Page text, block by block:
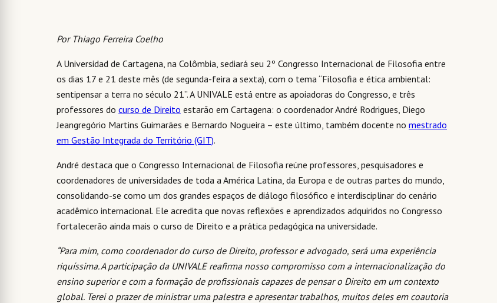
Por Thiago Ferreira Coelho
A Universidad de Cartagena, na Colômbia, sediará seu 2º Congresso Internacional de Filosofia entre
os dias 17 e 21 deste mês (de segunda-feira a sexta), com o tema “Filosofia e ética ambiental:
sentipensar a terra no século 21”. A UNIVALE está entre as apoiadoras do Congresso, e três
professores do curso de Direito estarão em Cartagena: o coordenador André Rodrigues, Diego
Jeangregório Martins Guimarães e Bernardo Nogueira – este último, também docente no mestrado
em Gestão Integrada do Território (GIT).
André destaca que o Congresso Internacional de Filosofia reúne professores, pesquisadores e
coordenadores de universidades de toda a América Latina, da Europa e de outras partes do mundo,
consolidando-se como um dos grandes espaços de diálogo filosófico e interdisciplinar do cenário
acadêmico internacional. Ele acredita que novas reflexões e aprendizados adquiridos no Congresso
fortalecerão ainda mais o curso de Direito e a prática pedagógica na universidade.
“Para mim, como coordenador do curso de Direito, professor e advogado, será uma experiência
riquíssima. A participação da UNIVALE reafirma nosso compromisso com a internacionalização do
ensino superior e com a formação de profissionais capazes de pensar o Direito em um contexto
global. Terei o prazer de ministrar uma palestra e apresentar trabalhos, muitos deles em coautoria